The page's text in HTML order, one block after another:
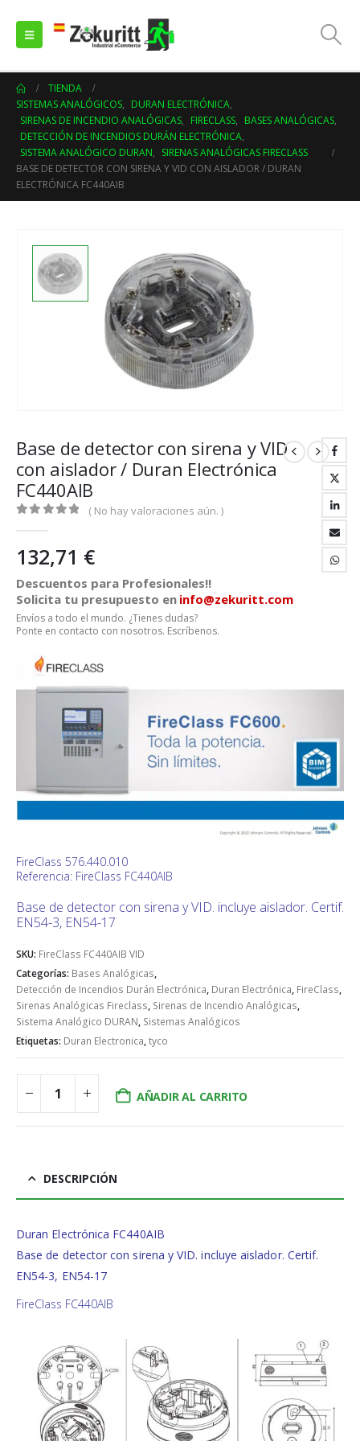
TIENDA
SISTEMAS ANALÓGICOS, DURAN ELECTRÓNICA,
SIRENAS DE INCENDIO ANALÓGICAS, FIRECLASS, BASES ANALÓGICAS,
DETECCIÓN DE INCENDIOS DURÁN ELECTRÓNICA,
SISTEMA ANALÓGICO DURAN, SIRENAS ANALÓGICAS FIRECLASS
BASE DE DETECTOR CON SIRENA Y VID CON AISLADOR / DURAN
ELECTRÓNICA FC440AIB
Base de detector con sirena y VID
con aislador / Duran Electrónica
FC440AIB
( No hay valoraciones aún. )
132,71 €
Descuentos para Profesionales!!
Solicita tu presupuesto en info@zekuritt.com
Envíos a todo el mundo. ¿Tienes dudas?
Ponte en contacto con nosotros. Escríbenos.
FireClass 576.440.010
Referencia: FireClass FC440AIB
Base de detector con sirena y VID. incluye aislador. Certif.
EN54-3, EN54-17
SKU: FireClass FC440AIB VID
Categorías: Bases Analógicas,
Detección de Incendios Durán Electrónica, Duran Electrónica, FireClass,
Sirenas Analógicas Fireclass, Sirenas de Incendio Analógicas,
Sistema Analógico DURAN, Sistemas Analógicos
Etiquetas: Duran Electronica,tyco
AÑADIR AL CARRITO
DESCRIPCIÓN
Duran Electrónica FC440AIB
Base de detector con sirena y VID. incluye aislador. Certif.
EN54-3, EN54-17
FireClass FC440AIB